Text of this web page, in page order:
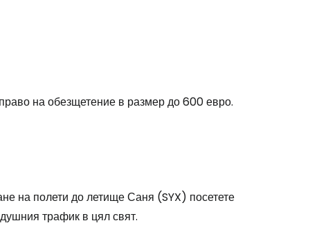
на обезщетение в размер до 600 евро.
на полети до летище Саня (SYX) посетете
трафик в цял свят.
с Facebook